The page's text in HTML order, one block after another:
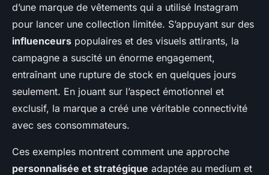
d’une marque de vêtements qui a utilisé Instagram
pour lancer une collection limitée. S’appuyant sur des
influenceurs populaires et des visuels attirants, la
campagne a suscité un énorme engagement,
entraînant une rupture de stock en quelques jours
seulement. En jouant sur l’aspect émotionnel et
exclusif, la marque a créé une véritable connectivité
avec ses consommateurs.
Ces exemples montrent comment une approche
personnalisée et stratégique adaptée au medium et